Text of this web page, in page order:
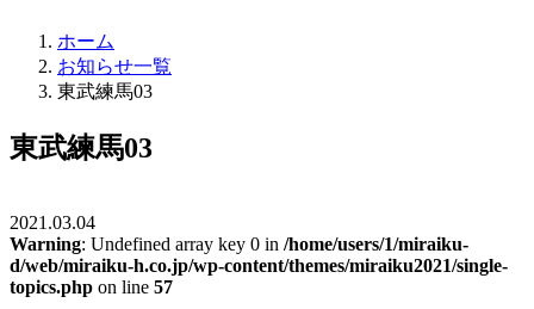
ホーム
お知らせ一覧
東武練馬03
東武練馬03
2021.03.04
Warning: Undefined array key 0 in /home/users/1/miraiku-
d/web/miraiku-h.co.jp/wp-content/themes/miraiku2021/single-
topics.php on line 57